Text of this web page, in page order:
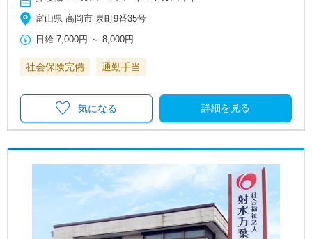
富山県 高岡市 泉町9番35号
日給 7,000円 ～8,000円
社会保険完備 通勤手当
詳細を見る
気になる